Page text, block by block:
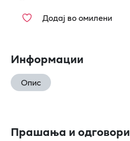
Додај во омилени
Информации
Опис
Прашања и одговори